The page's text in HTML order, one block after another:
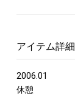
アイテム詳細
2006.01
休憩